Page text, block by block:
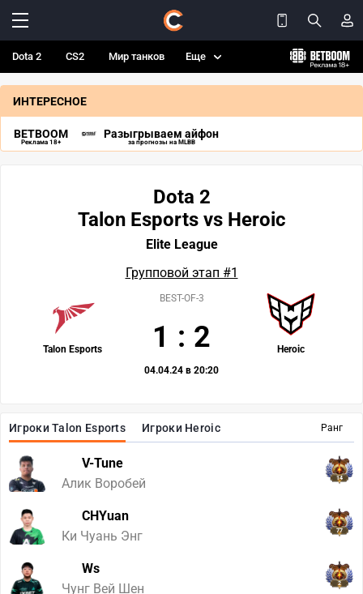
Dota 2 CS2 Мир танков Еще
ИНТЕРЕСНОЕ
BETBOOM
Реклама 18+
Разыгрываем айфон
за прогнозы на MLBB
Ранг
Игроки Talon Esports Игроки Heroic
V-Tune
Алик Воробей
14
CHYuan
Ки Чуань Энг
77
Ws
Чунг Вей Шен
2
Dota 2
Talon Esports vs Heroic
Elite League
Групповой этап #1
Talon Esports Heroic
BEST-OF-3
1 : 2
04.04.24 в 20:20